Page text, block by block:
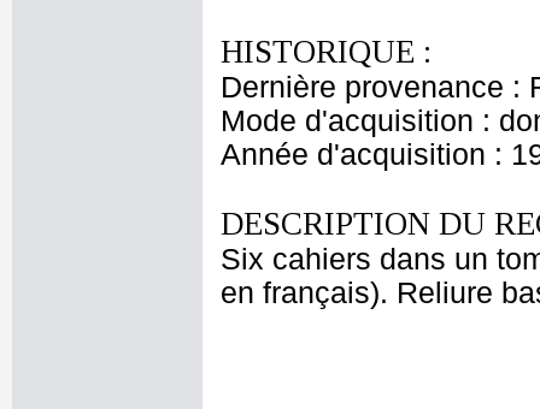
HISTORIQUE :
Dernière provenance :
Mode d'acquisition :
Année d'acquisition :
DESCRIPTION DU
Six cahiers dans un
en français). Reliure